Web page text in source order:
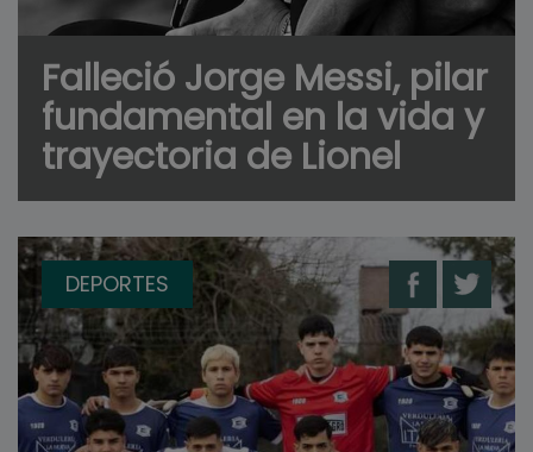
Falleció Jorge Messi, pilar
fundamental en la vida y
trayectoria de Lionel
DEPORTES